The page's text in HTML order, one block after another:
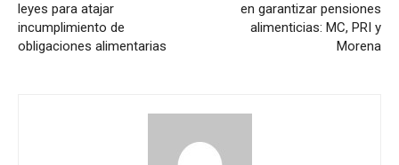
leyes para atajar
incumplimiento de
obligaciones alimentarias
en garantizar pensiones
alimenticias: MC, PRI y
Morena